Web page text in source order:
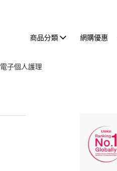
商品分類 網購優惠
電子個人護理